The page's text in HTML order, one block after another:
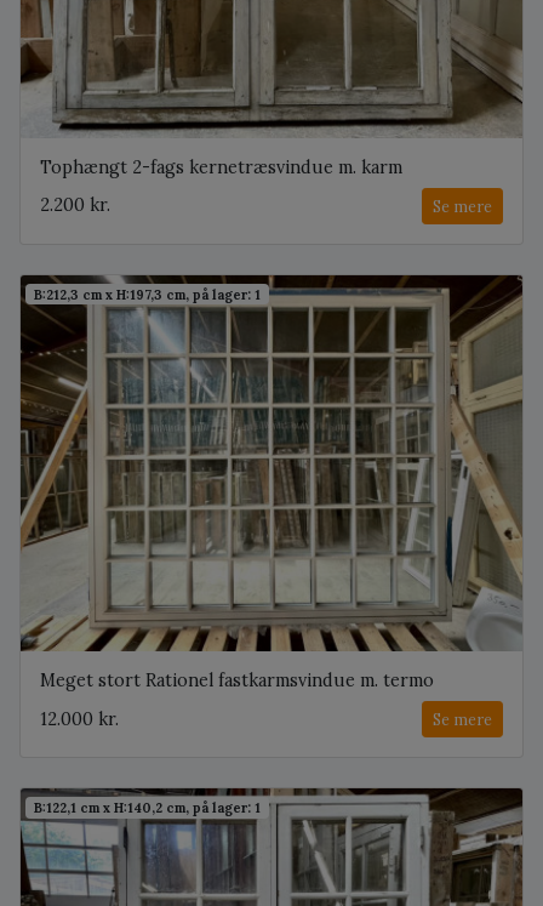
Tophængt 2-fags kernetræsvindue m. karm
2.200 kr.
Se mere
B:212,3 cm x H:197,3 cm, på lager: 1
Meget stort Rationel fastkarmsvindue m. termo
12.000 kr.
Se mere
B:122,1 cm x H:140,2 cm, på lager: 1